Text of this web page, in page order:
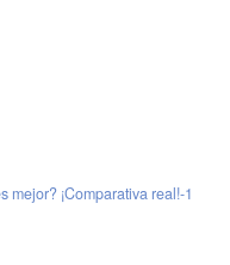
mejor? ¡Comparativa real!-1